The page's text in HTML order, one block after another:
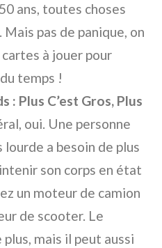
ans, toutes choses
pas de panique, on
à jouer pour
temps !
: Plus C’est Gros, Plus
oui. Une personne
lourde a besoin de plus
son corps en état
un moteur de camion
de scooter. Le
mais il peut aussi